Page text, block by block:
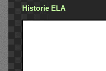
Historie ELA